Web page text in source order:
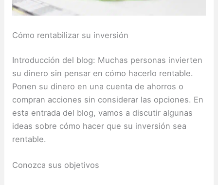
Cómo rentabilizar su inversión
Introducción del blog: Muchas personas invierten
su dinero sin pensar en cómo hacerlo rentable.
Ponen su dinero en una cuenta de ahorros o
compran acciones sin considerar las opciones. En
esta entrada del blog, vamos a discutir algunas
ideas sobre cómo hacer que su inversión sea
rentable.
Conozca sus objetivos